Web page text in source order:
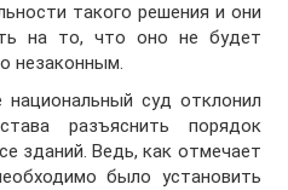
такого решения и они
на то, что оно не будет
незаконным.
суд отклонил
разъяснить порядок
зданий. Ведь, как отмечает
было установить